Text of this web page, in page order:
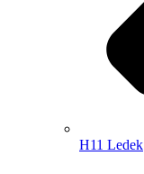
H11 Ledek